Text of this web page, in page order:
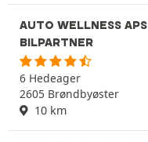
AUTO WELLNESS
BILPARTNER
6 Hedeager
2605 Brøndbyøster
10 km